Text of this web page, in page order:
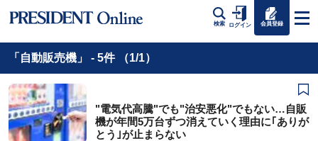
検索 ログイン 会員登録
「自動販売機」 - 5件 （1/1）
"電気代高騰"でも"治安悪化"でもない…自販
機が年間5万台ずつ消えていく理由に｢ありが
とう｣が止まらない